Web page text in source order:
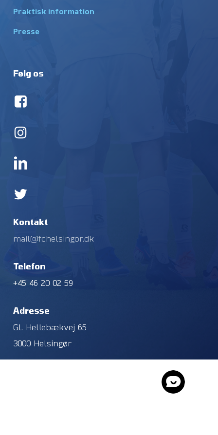
Praktisk information
Presse
Følg os
Kontakt
mail@fchelsingor.dk
Telefon
+45 46 20 02 59
Adresse
Gl. Hellebækvej 65
3000 Helsingør